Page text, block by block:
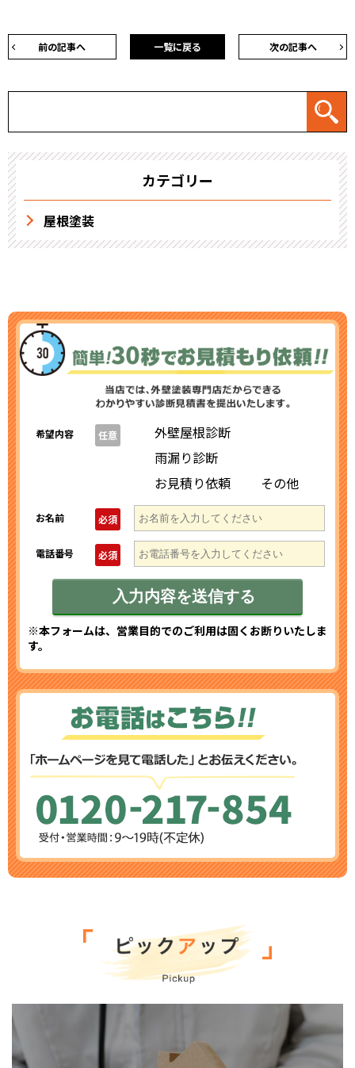
前の記事へ 次の記事へ
一覧に戻る
カテゴリー
屋根塗装
希望内容 任意
外壁屋根診断
雨漏り診断
お見積り依頼
その他
お名前 必須
電話番号 必須
※本フォームは、営業目的でのご利用は固くお断りいたしま
す。